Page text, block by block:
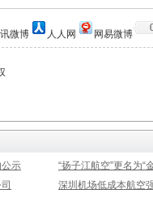
微博 人人网 网易微博
示
“扬子江航空”更名为“
深圳机场低成本航空